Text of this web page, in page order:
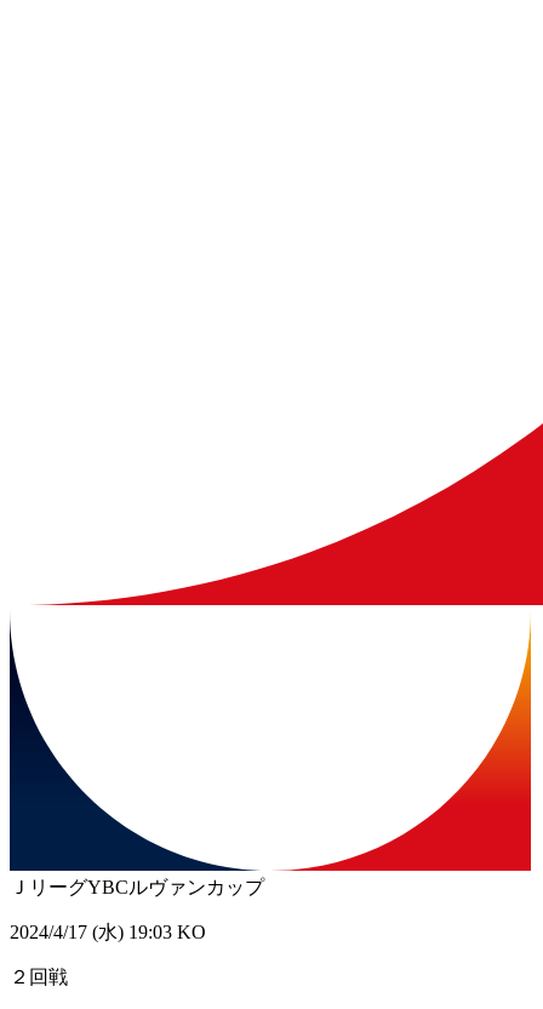
ＪリーグYBCルヴァンカップ
2024/4/17 (水) 19:03 KO
２回戦